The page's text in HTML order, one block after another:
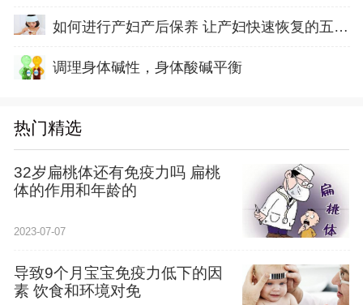
如何进行产妇产后保养 让产妇快速恢复的五方面
调理身体碱性，身体酸碱平衡
热门精选
32岁扁桃体还有免疫力吗 扁桃
体的作用和年龄的
2023-07-07
导致9个月宝宝免疫力低下的因
素 饮食和环境对免